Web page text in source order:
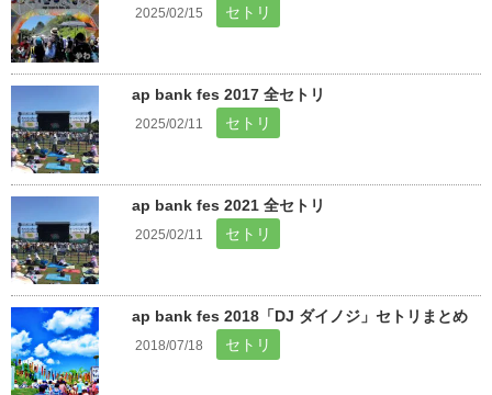
2025/02/15 セトリ
ap bank fes 2017 全セトリ
2025/02/11 セトリ
ap bank fes 2021 全セトリ
2025/02/11 セトリ
ap bank fes 2018「DJ ダイノジ」セトリまとめ
2018/07/18 セトリ